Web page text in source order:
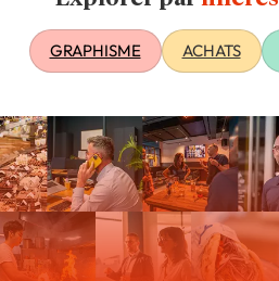
GRAPHISME ACHATS